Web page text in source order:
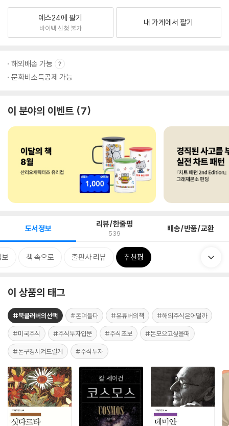
예스24에 팔기
바이백 신청 불가
내 가게에서 팔기
해외배송 가능
문화비소득공제 가능
이 분야의 이벤트 7
도서정보 리뷰/한줄평
539 배송/반품/교환
보 책 속으로 출판사 리뷰 추천평
이 상품의 태그
#북클러버의선택 #돈며들다 #유튜버의책 #해외주식은어떨까
#미국주식 #주식투자입문 #주식초보 #돈모으고싶을때
#돈구경시켜드릴게 #주식투자